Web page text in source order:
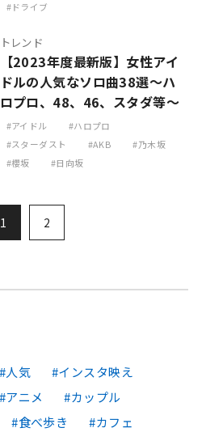
ドライブ
トレンド
【2023年度最新版】女性アイ
ドルの人気なソロ曲38選～ハ
ロプロ、48、46、スタダ等～
アイドル
ハロプロ
スターダスト
AKB
乃木坂
櫻坂
日向坂
1 2
人気
インスタ映え
アニメ
カップル
食べ歩き
カフェ